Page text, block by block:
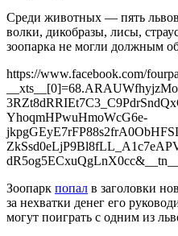
Среди животных — пять
волки, дикобразы, лисы,
зоопарка не могли должным
https://www.facebook.com/
YhoqmHPwuHmoWcG6e-
Зоопарк попал в заголовки
за нехватки денег его
могут поиграть с одним из